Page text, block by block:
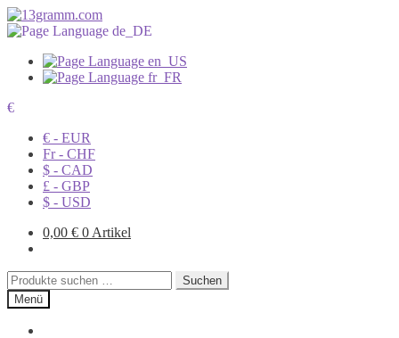
€
€ - EUR
Fr - CHF
$ - CAD
£ - GBP
$ - USD
0,00 € 0 Artikel
Suchen
nach:
Suchen
Menü